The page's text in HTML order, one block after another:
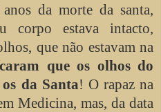
da morte da santa,
corpo estava intacto,
que não estavam na
que os olhos do
da Santa! O rapaz na
Medicina, mas, da data